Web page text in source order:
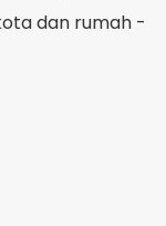
dan rumah -